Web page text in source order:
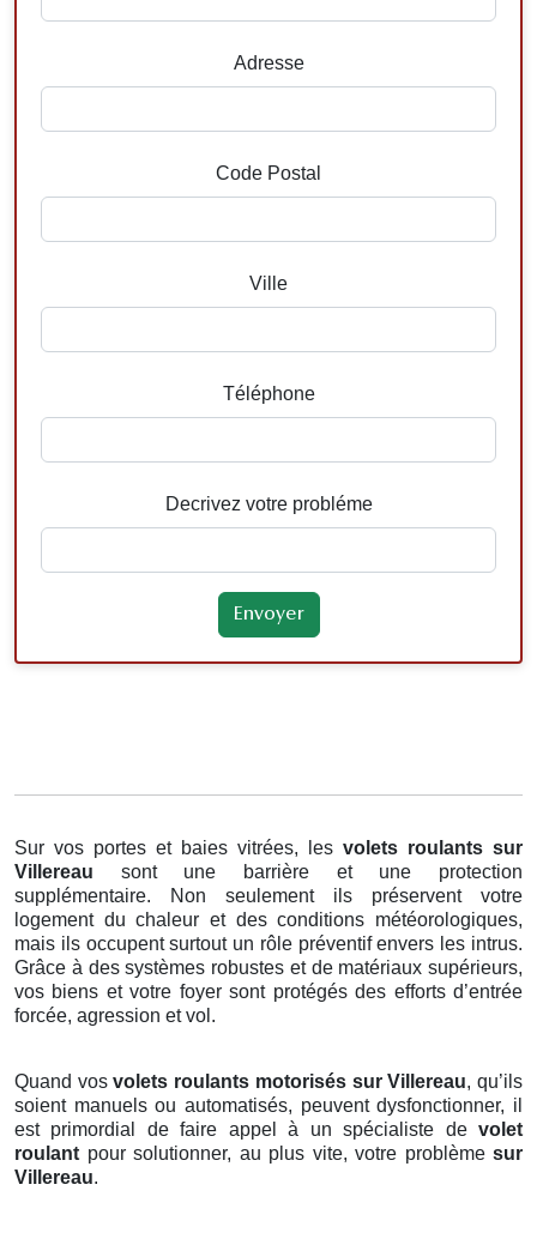
Adresse
Code Postal
Ville
Téléphone
Decrivez votre probléme
Sur vos portes et baies vitrées, les volets roulants sur
Villereau sont une barrière et une protection
supplémentaire. Non seulement ils préservent votre
logement du chaleur et des conditions météorologiques,
mais ils occupent surtout un rôle préventif envers les intrus.
Grâce à des systèmes robustes et de matériaux supérieurs,
vos biens et votre foyer sont protégés des efforts d’entrée
forcée, agression et vol.
Quand vosvolets roulants motorisés sur Villereau, qu’ils
soient manuels ou automatisés, peuvent dysfonctionner, il
est primordial de faire appel à un spécialiste de volet
roulantpour solutionner, au plus vite, votre problème sur
Villereau.